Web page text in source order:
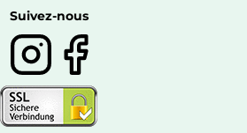
Suivez-nous